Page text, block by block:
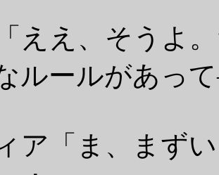
ええ、そうよ
ルールがあっ
ア「ま、まず